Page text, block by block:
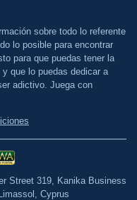
sobre todo lo referente
lo posible para encontrar
para que puedas tener la
que lo puedas dedicar a
adictivo. Juega con
Street 319, Kanika Business
Cyprus